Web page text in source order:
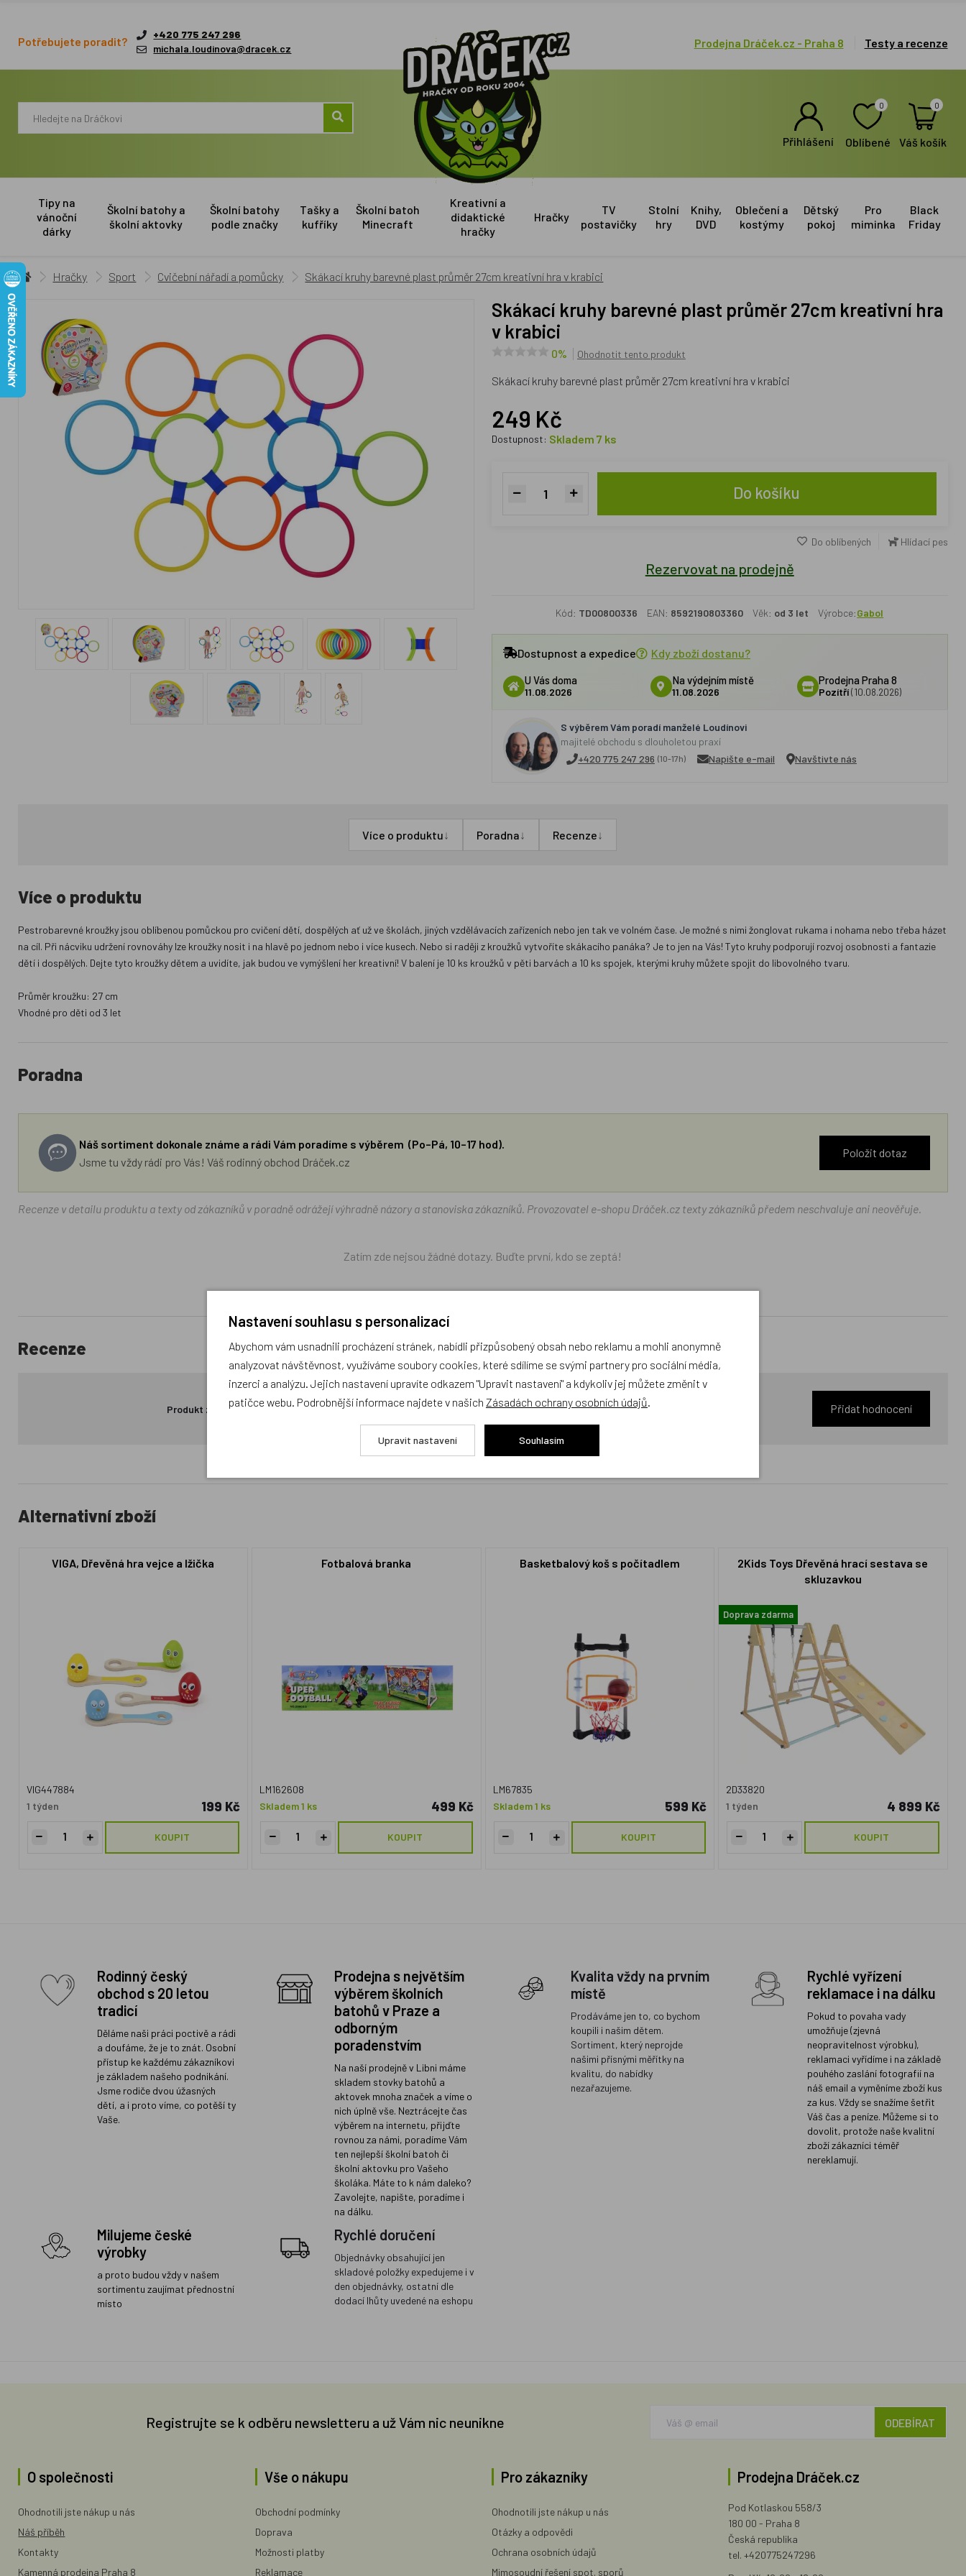
Potřebujete poradit?
+420 775 247 296
michala.loudinova@dracek.cz
Prodejna Dráček.cz - Praha 8 Testy a recenze
Přihlášení
0
Oblíbené
0
Váš košík
Tipy na
vánoční
dárky
Školní batohy a
školní aktovky
Školní batohy
podle značky
Tašky a
kufříky
Školní batoh
Minecraft
Kreativní a
didaktické
hračky
Hračky
TV
postavičky
Stolní
hry
Knihy,
DVD
Oblečení a
kostýmy
Dětský
pokoj
Pro
miminka
Black
Friday
Hračky Sport Cvičební nářadí a pomůcky Skákací kruhy barevné plast průměr 27cm kreativní hra v krabici
Skákací kruhy barevné plast průměr 27cm kreativní hra
v krabici
0% Ohodnotit tento produkt
Skákací kruhy barevné plast průměr 27cm kreativní hra v krabici
249 Kč
Dostupnost: Skladem 7 ks
Do košíku
Do oblíbených Hlídací pes
Rezervovat na prodejně
Kód: TD00800336 EAN: 8592190803360 Věk: od 3 let Výrobce:Gabol
Dostupnost a expedice Kdy zboží dostanu?
U Vás doma
11.08.2026
Na výdejním místě
11.08.2026
Prodejna Praha 8
Pozítří(10.08.2026)
S výběrem Vám poradí manželé Loudínovi
majitelé obchodu s dlouholetou praxí
+420 775 247 296 (10-17h) Napište e-mail Navštivte nás
Více o produktu↓ Poradna↓ Recenze↓
Více o produktu
Pestrobarevné kroužky jsou oblíbenou pomůckou pro cvičení dětí, dospělých ať už ve školách, jiných vzdělávacích zařízeních nebo jen tak ve volném čase. Je možné s nimi žonglovat rukama i nohama nebo třeba házet
na cíl. Při nácviku udržení rovnováhy lze kroužky nosit i na hlavě po jednom nebo i více kusech. Nebo si raději z kroužků vytvoříte skákacího panáka? Je to jen na Vás! Tyto kruhy podporují rozvoj osobnosti a fantazie
dětí i dospělých. Dejte tyto kroužky dětem a uvidíte, jak budou ve vymýšlení her kreativní! V balení je 10 ks kroužků v pěti barvách a 10 ks spojek, kterými kruhy můžete spojit do libovolného tvaru.
Průměr kroužku: 27 cm
Vhodné pro děti od 3 let
Poradna
Náš sortiment dokonale známe a rádi Vám poradíme s výběrem (Po–Pá, 10–17 hod).
Jsme tu vždy rádi pro Vás! Váš rodinný obchod Dráček.cz
Položit dotaz
Recenze v detailu produktu a texty od zákazníků v poradně odrážejí výhradně názory a stanoviska zákazníků. Provozovatel e-shopu Dráček.cz texty zákazníků předem neschvaluje ani neověřuje.
Zatím zde nejsou žádné dotazy. Buďte první, kdo se zeptá!
Recenze
Produkt zatím nemá žádné hodnocení,buďte první, kdo produkt ohodnotí! Přidat hodnocení
Alternativní zboží
VIGA, Dřevěná hra vejce a lžička
VIG447884
1 týden
199 Kč
KOUPIT
Fotbalová branka
LM162608
Skladem 1 ks
499 Kč
KOUPIT
Basketbalový koš s počítadlem
LM67835
Skladem 1 ks
599 Kč
KOUPIT
2Kids Toys Dřevěná hrací sestava se
skluzavkou
Doprava zdarma
2D33820
1 týden
4 899 Kč
KOUPIT
Rodinný český
obchod s 20 letou
tradicí
Děláme naši práci poctivě a rádi
a doufáme, že je to znát. Osobní
přístup ke každému zákazníkovi
je základem našeho podnikání.
Jsme rodiče dvou úžasných
dětí, a i proto víme, co potěší ty
Vaše.
Prodejna s největším
výběrem školních
batohů v Praze a
odborným
poradenstvím
Na naší prodejně v Libni máme
skladem stovky batohů a
aktovek mnoha značek a víme o
nich úplně vše. Neztrácejte čas
výběrem na internetu, přijďte
rovnou za námi, poradíme Vám
ten nejlepší školní batoh či
školní aktovku pro Vašeho
školáka. Máte to k nám daleko?
Zavolejte, napište, poradíme i
na dálku.
Kvalita vždy na prvním
místě
Prodáváme jen to, co bychom
koupili i našim dětem.
Sortiment, který neprojde
našimi přísnými měřítky na
kvalitu, do nabídky
nezařazujeme.
Rychlé vyřízení
reklamace i na dálku
Pokud to povaha vady
umožňuje (zjevná
neopravitelnost výrobku),
reklamaci vyřídíme i na základě
pouhého zaslání fotografií na
náš email a vyměníme zboží kus
za kus. Vždy se snažíme šetřit
Váš čas a peníze. Můžeme si to
dovolit, protože naše kvalitní
zboží zákazníci téměř
nereklamují.
Milujeme české
výrobky
a proto budou vždy v našem
sortimentu zaujímat přednostní
místo
Rychlé doručení
Objednávky obsahující jen
skladové položky expedujeme i v
den objednávky, ostatní dle
dodací lhůty uvedené na eshopu
Registrujte se k odběru newsletteru a už Vám nic neunikne ODEBÍRAT
O společnosti
Ohodnotili jste nákup u nás
Náš příběh
Kontakty
Kamenná prodejna Praha 8
Vše o nákupu
Obchodní podmínky
Doprava
Možnosti platby
Reklamace
Pro zákazníky
Ohodnotili jste nákup u nás
Otázky a odpovědi
Ochrana osobních údajů
Mimosoudní řešení spot. sporů
Prodejna Dráček.cz
Pod Kotlaskou 558/3
180 00 - Praha 8
Česká republika
tel. +420775247296
Nastavení souhlasu s personalizací
Abychom vám usnadnili procházení stránek, nabídli přizpůsobený obsah nebo reklamu a mohli anonymně
analyzovat návštěvnost, využíváme soubory cookies, které sdílíme se svými partnery pro sociální média,
inzerci a analýzu. Jejich nastavení upravíte odkazem "Upravit nastavení" a kdykoliv jej můžete změnit v
patičce webu. Podrobnější informace najdete v našich Zásadách ochrany osobních údajů
Upravit nastavení Souhlasím